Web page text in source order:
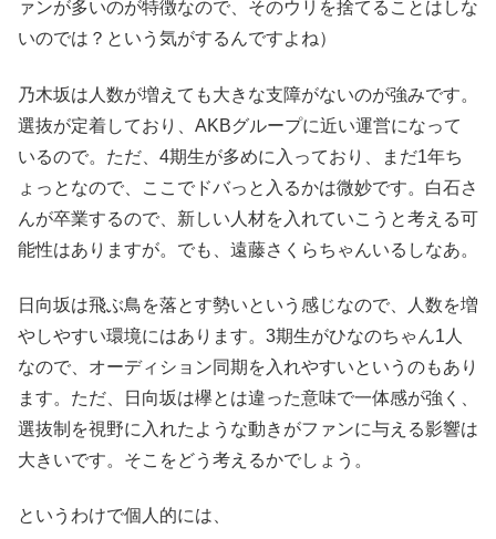
ァンが多いのが特徴なので、そのウリを捨てることはしな
いのでは？という気がするんですよね）
乃木坂は人数が増えても大きな支障がないのが強みです。
選抜が定着しており、AKBグループに近い運営になって
いるので。ただ、4期生が多めに入っており、まだ1年ち
ょっとなので、ここでドバっと入るかは微妙です。白石さ
んが卒業するので、新しい人材を入れていこうと考える可
能性はありますが。でも、遠藤さくらちゃんいるしなあ。
日向坂は飛ぶ鳥を落とす勢いという感じなので、人数を増
やしやすい環境にはあります。3期生がひなのちゃん1人
なので、オーディション同期を入れやすいというのもあり
ます。ただ、日向坂は欅とは違った意味で一体感が強く、
選抜制を視野に入れたような動きがファンに与える影響は
大きいです。そこをどう考えるかでしょう。
というわけで個人的には、